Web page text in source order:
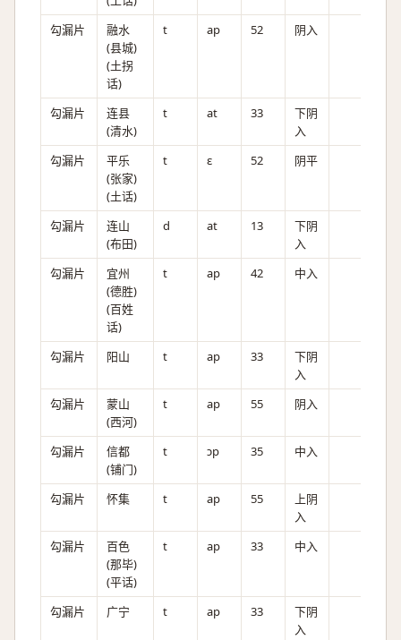
勾漏片
融水
(县城)
(土拐
话)
t ap 52 阴入
勾漏片
连县
(清水)
t at 33
下阴
入
勾漏片
平乐
(张家)
(土话)
t ɛ 52 阴平
勾漏片
连山
(布田)
d at 13
下阴
入
勾漏片
宜州
(德胜)
(百姓
话)
t ap 42 中入
勾漏片 阳山 t ap 33
下阴
入
勾漏片
蒙山
(西河)
t ap 55 阴入
勾漏片
信都
(铺门)
t ɔp 35 中入
勾漏片 怀集 t ap 55
上阴
入
勾漏片
百色
(那毕)
(平话)
t ap 33 中入
勾漏片 广宁 t ap 33
下阴
入